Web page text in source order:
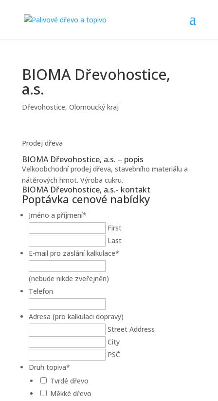
BIOMA Dřevohostice,
a.s.
Dřevohostice, Olomoucký kraj
Prodej dřeva
BIOMA Dřevohostice, a.s. – popis
Velkoobchodní prodej dřeva, stavebního materiálu a
nátěrových hmot. Výroba cukru.
BIOMA Dřevohostice, a.s.- kontakt
Poptávka cenové nabídky
Jméno a příjmení*
First
Last
E-mail pro zaslání kalkulace*
(nebude nikde zveřejněn)
Telefon
Adresa (pro kalkulaci dopravy)
Street Address
City
PSČ
Druh topiva*
Tvrdé dřevo
Měkké dřevo